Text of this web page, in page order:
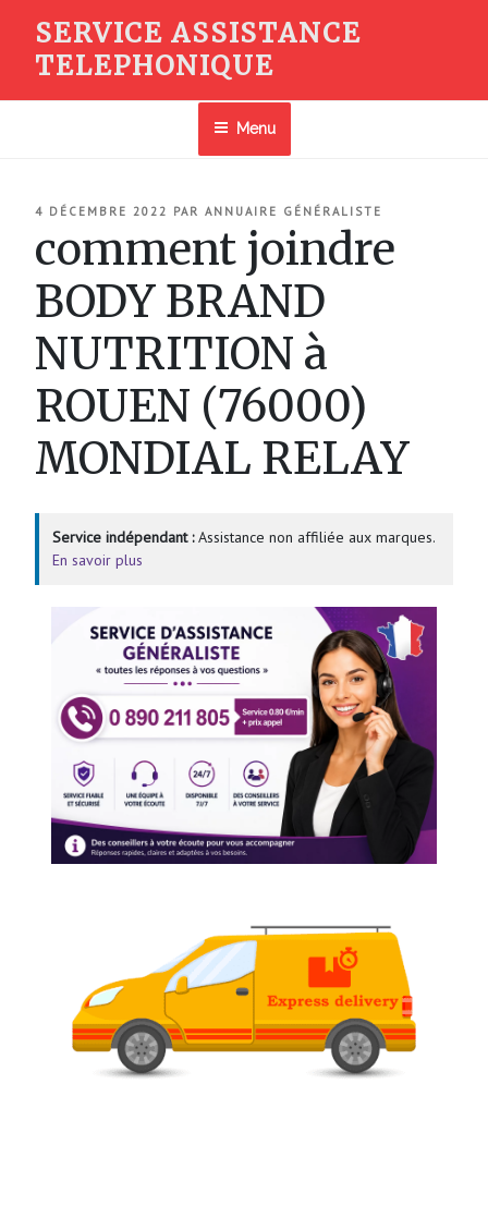
contenu
SERVICE ASSISTANCE
TELEPHONIQUE
Menu
PUBLIÉ
4 DÉCEMBRE 2022 PAR ANNUAIRE GÉNÉRALISTE
comment joindre
BODY BRAND
NUTRITION à
ROUEN (76000)
MONDIAL RELAY
Service indépendant :Assistance non affiliée aux marques.
En savoir plus